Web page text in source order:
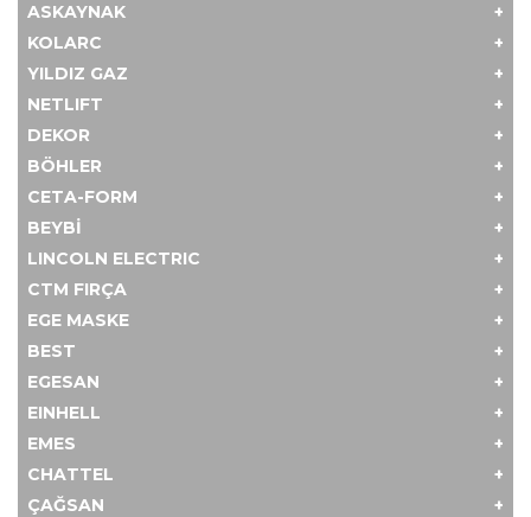
ASKAYNAK
KOLARC
YILDIZ GAZ
NETLIFT
DEKOR
BÖHLER
CETA-FORM
BEYBİ
LINCOLN ELECTRIC
CTM FIRÇA
EGE MASKE
BEST
EGESAN
EINHELL
EMES
CHATTEL
ÇAĞSAN